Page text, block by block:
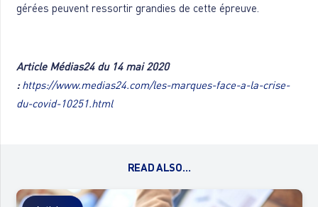
gérées peuvent ressortir grandies de cette épreuve.
Article Médias24 du14 mai 2020
:https://www.medias24.com/les-marques-face-a-la-crise-
du-covid-10251.html
READ ALSO…